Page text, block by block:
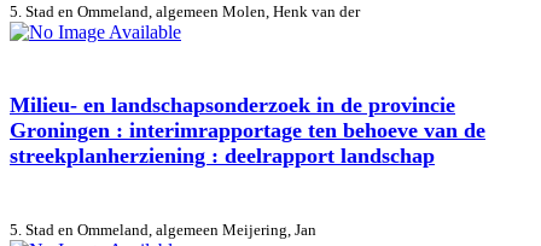
5. Stad en Ommeland, algemeen Molen, Henk van der
Milieu- en landschapsonderzoek in de provincie
Groningen : interimrapportage ten behoeve van de
streekplanherziening : deelrapport landschap
5. Stad en Ommeland, algemeen Meijering, Jan